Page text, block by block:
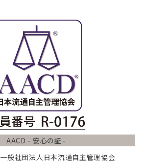
AACD - 安心の証 -
一般社団法人 日本流通自主管理協会